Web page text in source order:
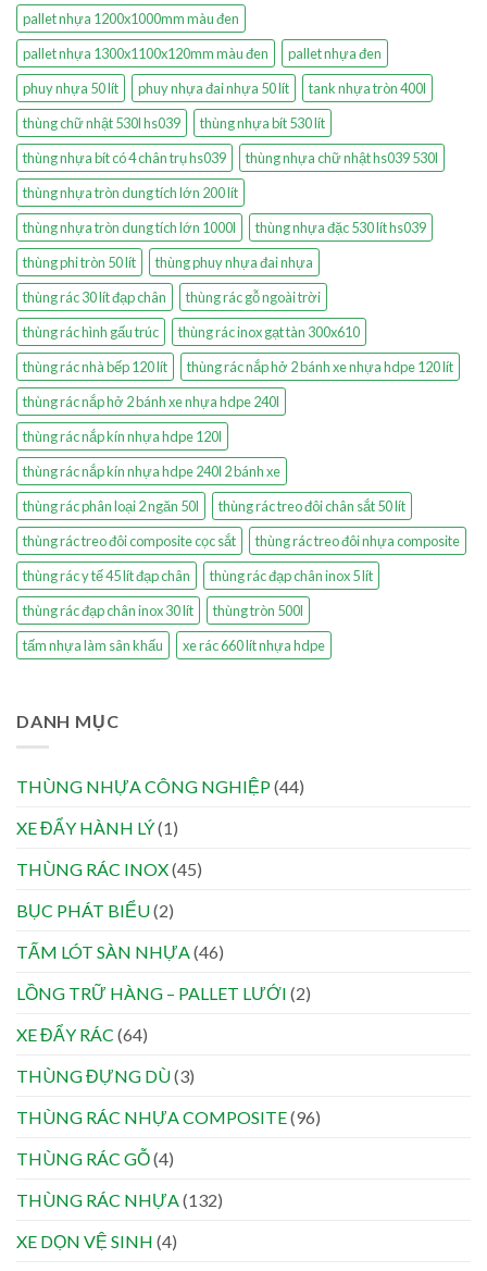
pallet nhựa 1200x1000mm màu đen
pallet nhựa 1300x1100x120mm màu đen
pallet nhựa đen
phuy nhựa 50 lít
phuy nhựa đai nhựa 50 lít
tank nhựa tròn 400l
thùng chữ nhật 530l hs039
thùng nhựa bít 530 lít
thùng nhựa bít có 4 chân trụ hs039
thùng nhựa chữ nhật hs039 530l
thùng nhựa tròn dung tích lớn 200 lít
thùng nhựa tròn dung tích lớn 1000l
thùng nhựa đặc 530 lít hs039
thùng phi tròn 50 lít
thùng phuy nhựa đai nhựa
thùng rác 30 lít đạp chân
thùng rác gỗ ngoài trời
thùng rác hình gấu trúc
thùng rác inox gạt tàn 300x610
thùng rác nhà bếp 120 lít
thùng rác nắp hở 2 bánh xe nhựa hdpe 120 lít
thùng rác nắp hở 2 bánh xe nhựa hdpe 240l
thùng rác nắp kín nhựa hdpe 120l
thùng rác nắp kín nhựa hdpe 240l 2 bánh xe
thùng rác phân loại 2 ngăn 50l
thùng rác treo đôi chân sắt 50 lít
thùng rác treo đôi composite cọc sắt
thùng rác treo đôi nhựa composite
thùng rác y tế 45 lít đạp chân
thùng rác đạp chân inox 5 lít
thùng rác đạp chân inox 30 lít
thùng tròn 500l
tấm nhựa làm sân khấu
xe rác 660 lít nhựa hdpe
DANH MỤC
THÙNG NHỰA CÔNG NGHIỆP(44)
XE ĐẨY HÀNH LÝ(1)
THÙNG RÁC INOX(45)
BỤC PHÁT BIỂU(2)
TẤM LÓT SÀN NHỰA(46)
LỒNG TRỮ HÀNG – PALLET LƯỚI (2)
XE ĐẨY RÁC (64)
THÙNG ĐỰNG DÙ(3)
THÙNG RÁC NHỰA COMPOSITE(96)
THÙNG RÁC GỖ(4)
THÙNG RÁC NHỰA(132)
XE DỌN VỆ SINH (4)